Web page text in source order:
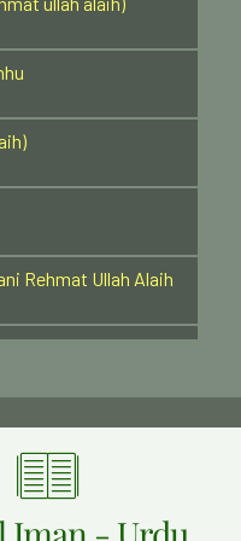
Rehmat Ullah Alaih